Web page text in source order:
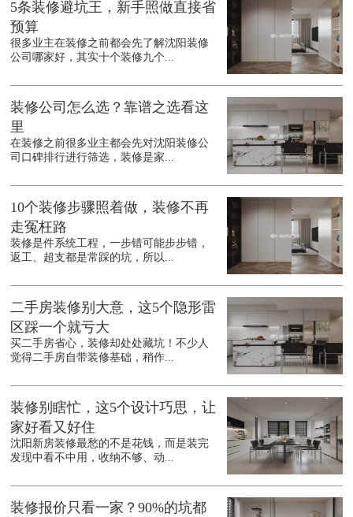
5条装修避坑王，新手照做直接省
预算
很多业主在装修之前都会先了解沈阳装修
公司哪家好，其实十个装修九个...
装修公司怎么选？靠谱之选看这
里
在装修之前很多业主都会先对沈阳装修公
司口碑排行进行筛选，装修是家...
10个装修步骤照着做，装修不再
走冤枉路
装修是件系统工程，一步错可能步步错，
返工、超支都是常踩的坑，所以...
二手房装修别大意，这5个隐形雷
区踩一个就亏大
买二手房省心，装修却处处藏坑！不少人
觉得二手房自带装修基础，稍作...
装修别瞎忙，这5个设计巧思，让
家好看又好住
沈阳新房装修最愁的不是花钱，而是装完
发现中看不中用，收纳不够、动...
装修报价只看一家？90%的坑都